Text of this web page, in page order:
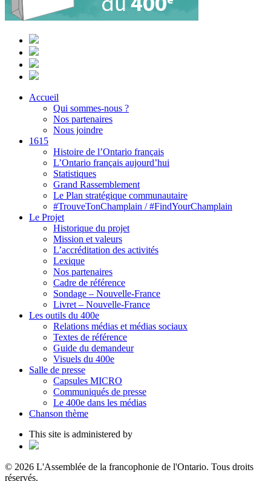
Accueil
Qui sommes-nous ?
Nos partenaires
Nous joindre
1615
Histoire de l’Ontario français
L’Ontario français aujourd’hui
Statistiques
Grand Rassemblement
Le Plan stratégique communautaire
#TrouveTonChamplain / #FindYourChamplain
Le Projet
Historique du projet
Mission et valeurs
L’accréditation des activités
Lexique
Nos partenaires
Cadre de référence
Sondage – Nouvelle-France
Livret – Nouvelle-France
Les outils du 400e
Relations médias et médias sociaux
Textes de référence
Guide du demandeur
Visuels du 400e
Salle de presse
Capsules MICRO
Communiqués de presse
Le 400e dans les médias
Chanson thème
This site is administered by
© 2026 L'Assemblée de la francophonie de l'Ontario. Tous droits
réservés.